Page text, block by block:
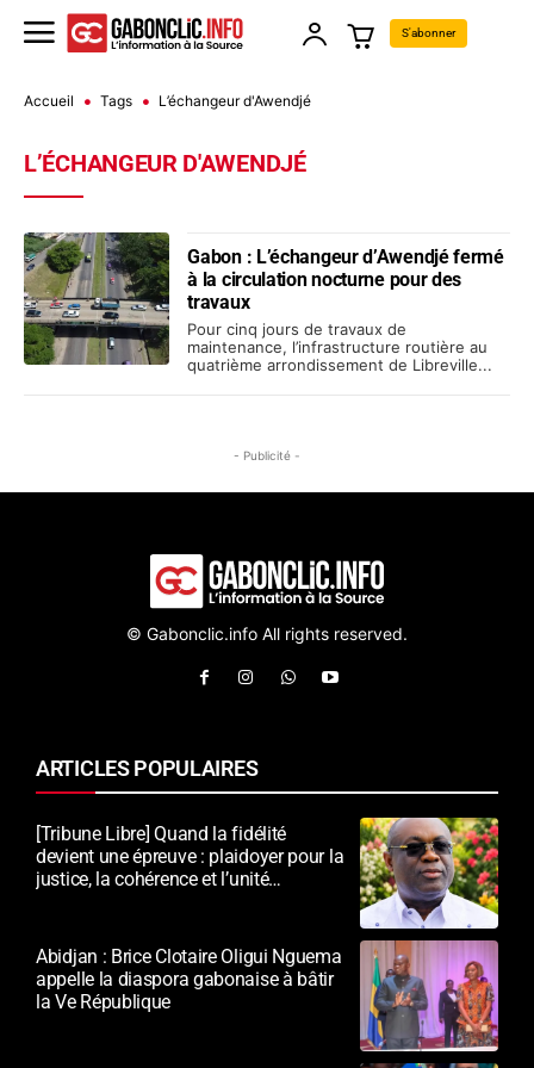
S'abonner
Accueil Tags L’échangeur d'Awendjé
L’ÉCHANGEUR D'AWENDJÉ
Gabon : L’échangeur d’Awendjé fermé
à la circulation nocturne pour des
travaux
Pour cinq jours de travaux de
maintenance, l’infrastructure routière au
quatrième arrondissement de Libreville...
- Publicité -
© Gabonclic.info All rights reserved.
ARTICLES POPULAIRES
[Tribune Libre] Quand la fidélité
devient une épreuve : plaidoyer pour la
justice, la cohérence et l’unité
Abidjan : Brice Clotaire Oligui Nguema
appelle la diaspora gabonaise à bâtir
la Ve République